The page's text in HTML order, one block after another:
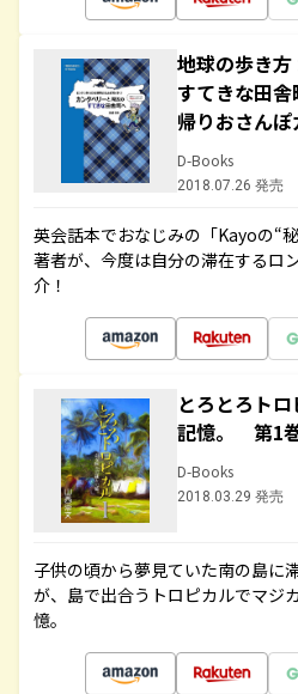
地球の歩き
すてきな田
帰りおさん
D-Books
2018.07.26 発売
英会話本でおなじみの「Kayoの“
著者が、今度は自分の滞在するロ
介！
とろとろト
記憶。 第1
D-Books
2018.03.29 発売
子供の頃から夢見ていた南の島に
が、島で出合うトロピカルでマジ
憶。